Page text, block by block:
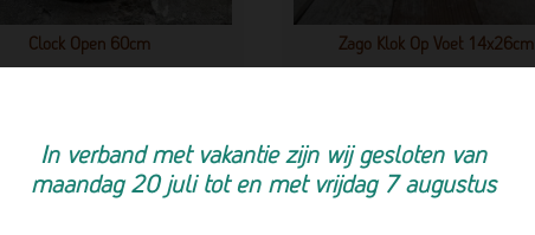
Clock Open 60cm Zago Klok Op Voet 14x26cm
In verband met vakantie zijn wij gesloten van
maandag 20 juli tot en met vrijdag 7 augustus